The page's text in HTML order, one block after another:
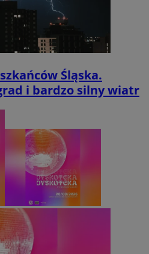
Śląska.
i bardzo silny wiatr